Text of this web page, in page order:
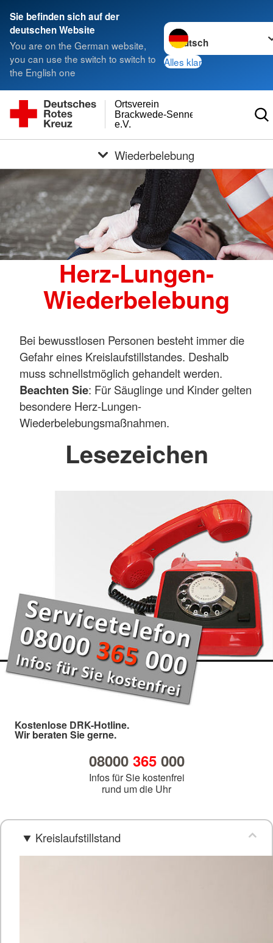
Sie befinden sich auf der
deutschen Website
You are on the German website,
you can use the switch to switch to
the English one
Sprache wechseln zu
Alles klar
e.V.
Brackwede-Senneraum
Ortsverein
Wiederbelebung
Herz-Lungen-
Wiederbelebung
Bei bewusstlosen Personen besteht immer die
Gefahr eines Kreislaufstillstandes. Deshalb
muss schnellstmöglich gehandelt werden.
Beachten Sie: Für Säuglinge und Kinder gelten
besondere Herz-Lungen-
Wiederbelebungsmaßnahmen.
Lesezeichen
Kostenlose DRK-Hotline.
Wir beraten Sie gerne.
08000 365000
Infos für Sie kostenfrei
rund um die Uhr
Kreislaufstillstand